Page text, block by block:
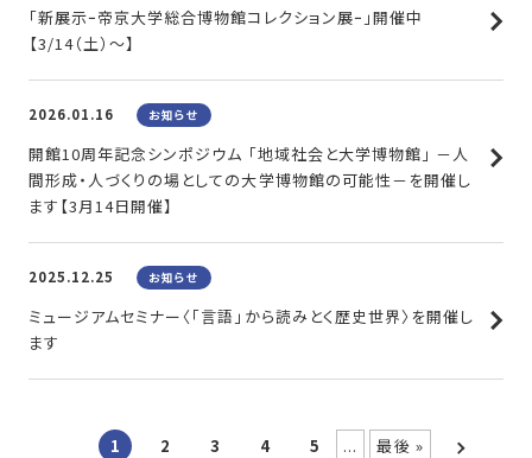
「新展示ｰ帝京大学総合博物館コレクション展ｰ」開催中
【3/14（土）～】
2026.01.16 お知らせ
開館10周年記念シンポジウム 「地域社会と大学博物館」 －人
間形成・人づくりの場としての大学博物館の可能性－を開催し
ます【3月14日開催】
2025.12.25 お知らせ
ミュージアムセミナー〈「言語」から読みとく歴史世界〉を開催し
ます
1 2 3 4 5 ... >
最後 »